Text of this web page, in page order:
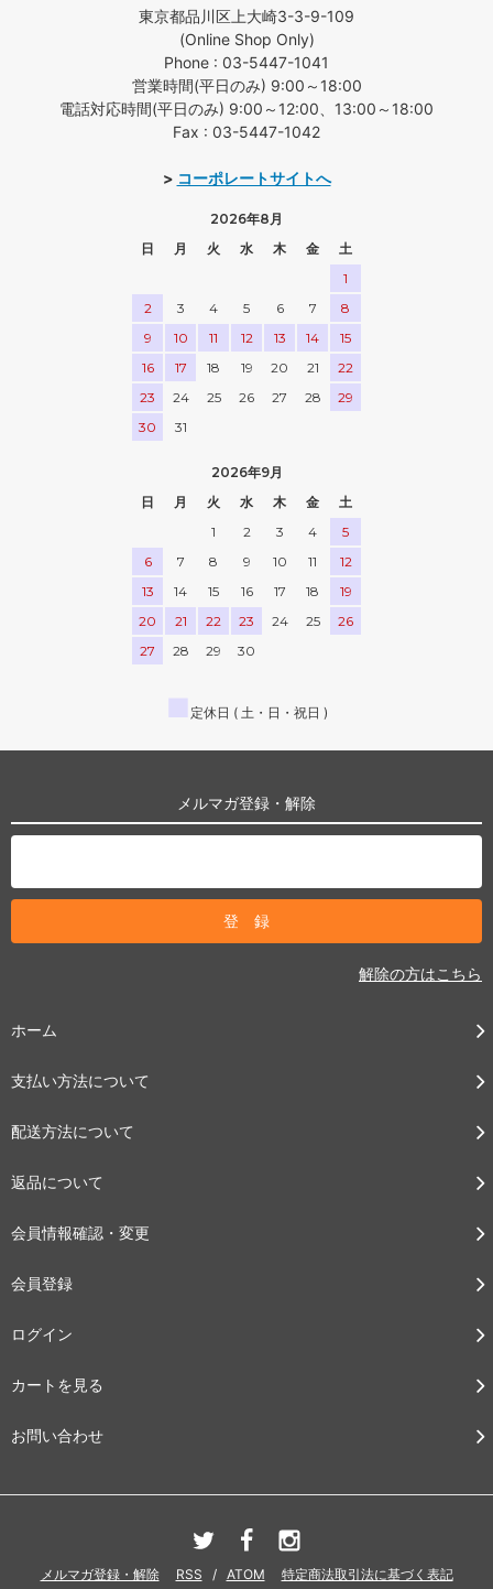
東京都品川区上大崎3-3-9-109
(Online Shop Only)
Phone : 03-5447-1041
営業時間(平日のみ) 9:00～18:00
電話対応時間(平日のみ) 9:00～12:00、13:00～18:00
Fax : 03-5447-1042
> コーポレートサイトへ
2026年8月
日
月 火 水 木 金
土
1
2
3 4 5 6 7
8
9
10 11 12 13 14
15
16
17 18 19 20 21
22
23
24 25 26 27 28
29
30
31
2026年9月
日
月 火 水 木 金
土
1
2 3 4
5
6
7 8 9 10 11
12
13
14 15 16 17 18
19
20
21 22 23 24 25
26
27
28 29 30
■ 定休日 ( 土・日・祝日 )
メルマガ登録・解除
解除の方はこちら
ホーム
支払い方法について
配送方法について
返品について
会員情報確認・変更
会員登録
ログイン
カートを見る
お問い合わせ
メルマガ登録・解除 RSS / ATOM 特定商法取引法に基づく表記